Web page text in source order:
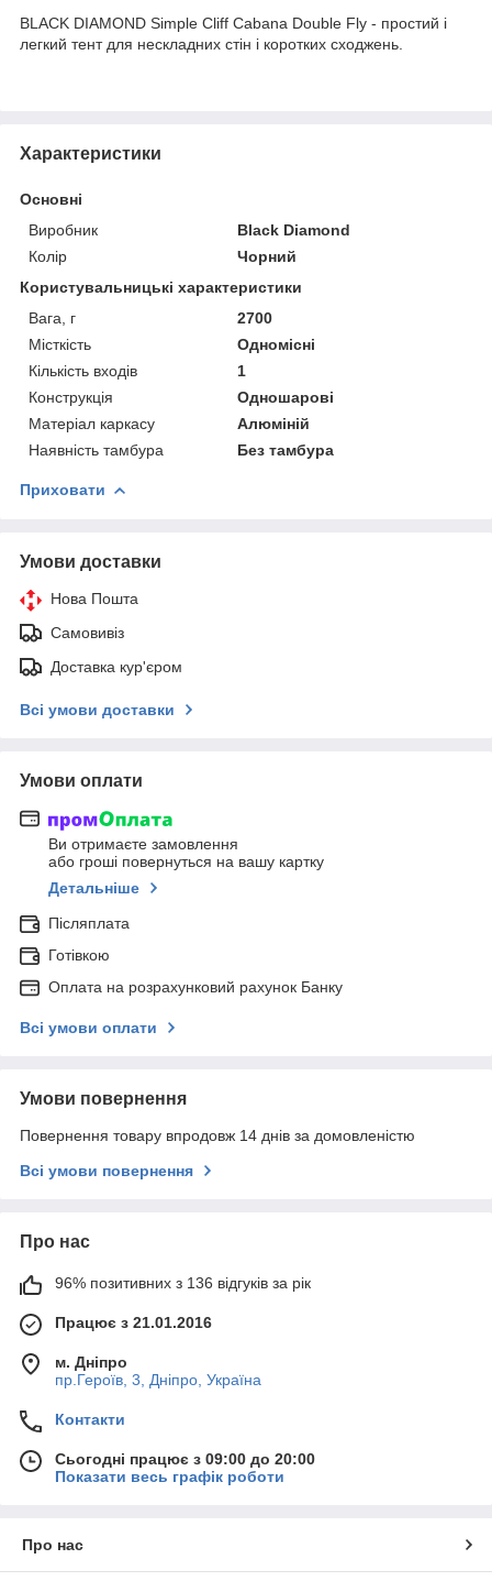
BLACK DIAMOND Simple Cliff Cabana Double Fly - простий і
легкий тент для нескладних стін і коротких сходжень.
Характеристики
Основні
Виробник
Black Diamond
Колір
Чорний
Користувальницькі характеристики
Вага, г
2700
Місткість
Одномісні
Кількість входів
1
Конструкція
Одношарові
Матеріал каркасу
Алюміній
Наявність тамбура
Без тамбура
Приховати
Умови доставки
Нова Пошта
Самовивіз
Доставка кур'єром
Всі умови доставки
Умови оплати
Ви отримаєте замовлення
або гроші повернуться на вашу картку
Детальніше
Післяплата
Готівкою
Оплата на розрахунковий рахунок Банку
Всі умови оплати
Умови повернення
Повернення товару впродовж 14 днів за домовленістю
Всі умови повернення
Про нас
96% позитивних з 136 відгуків за рік
Працює з 21.01.2016
м. Дніпро
пр.Героїв, 3, Дніпро, Україна
Контакти
Сьогодні працює з 09:00 до 20:00
Показати весь графік роботи
Про нас